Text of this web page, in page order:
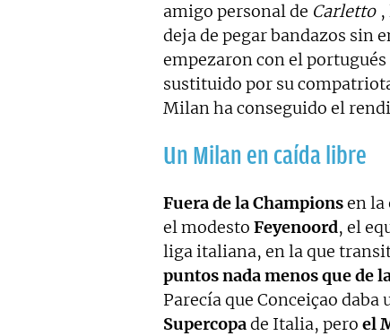
amigo personal de Carletto
deja de pegar bandazos sin
empezaron con el portugués
sustituido por su
Milan ha conseguido el
Un Milan en caída libre
Fuera de la Championsen la
el modesto Feyenoord, el
liga italiana, en la que
puntos nada menos que de
Parecía que Conceiçao
Supercopade Italia, pero el